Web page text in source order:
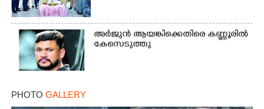
അർജുൻ ആയങ്കിക്കെതിരെ കണ്ണൂരിൽ
കേസെടുത്തു
PHOTO GALLERY